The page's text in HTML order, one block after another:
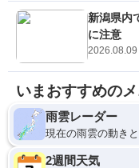
新潟県内
に注意
いまおすすめの
雨雲レーダー
現在の雨雲の動き
2週間天気